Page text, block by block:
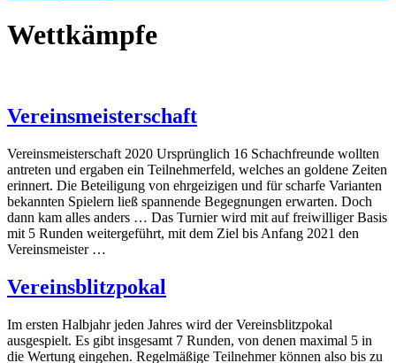
Wettkämpfe
Vereinsmeisterschaft
Vereinsmeisterschaft 2020 Ursprünglich 16 Schachfreunde wollten
antreten und ergaben ein Teilnehmerfeld, welches an goldene Zeiten
erinnert. Die Beteiligung von ehrgeizigen und für scharfe Varianten
bekannten Spielern ließ spannende Begegnungen erwarten. Doch
dann kam alles anders … Das Turnier wird mit auf freiwilliger Basis
mit 5 Runden weitergeführt, mit dem Ziel bis Anfang 2021 den
Vereinsmeister …
Vereinsblitzpokal
Im ersten Halbjahr jeden Jahres wird der Vereinsblitzpokal
ausgespielt. Es gibt insgesamt 7 Runden, von denen maximal 5 in
die Wertung eingehen. Regelmäßige Teilnehmer können also bis zu